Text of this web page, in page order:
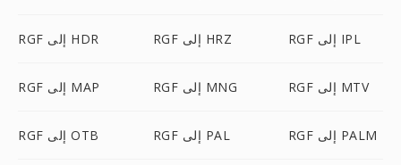
RGF إلى HDR RGF إلى HRZ RGF إلى IPL
RGF إلى MAP RGF إلى MNG RGF إلى MTV
RGF إلى OTB RGF إلى PAL RGF إلى PALM